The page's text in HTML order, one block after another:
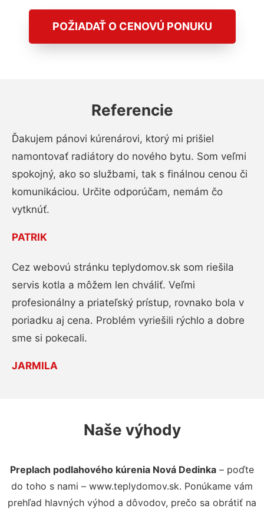
POŽIADAŤ O CENOVÚ PONUKU
Referencie
Ďakujem pánovi kúrenárovi, ktorý mi prišiel
namontovať radiátory do nového bytu. Som veľmi
spokojný, ako so službami, tak s finálnou cenou či
komunikáciou. Určite odporúčam, nemám čo
vytknúť.
PATRIK
Cez webovú stránku teplydomov.sk som riešila
servis kotla a môžem len chváliť. Veľmi
profesionálny a priateľský prístup, rovnako bola v
poriadku aj cena. Problém vyriešili rýchlo a dobre
sme si pokecali.
JARMILA
Naše výhody
Preplach podlahového kúrenia Nová Dedinka – poďte
do toho s nami – www.teplydomov.sk. Ponúkame vám
prehľad hlavných výhod a dôvodov, prečo sa obrátiť na